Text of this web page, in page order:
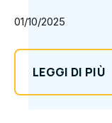
01/10/2025
LEGGI DI PIÙ